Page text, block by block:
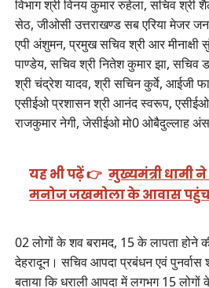
विभाग श्री विनय कुमार रुहेला, सचिव श्री
सेठ, जीओसी उत्तराखण्ड सब एरिया मेजर
एपी अंशुमन, प्रमुख सचिव श्री आर
पाण्डेय, सचिव श्री नितेश कुमार झा, सचिव
श्री चंद्रेश यादव, श्री सचिन कुर्वे, आईजी
एसीईओ प्रशासन श्री आनंद स्वरूप, एसीईओ
राजकुमार नेगी, जेसीईओ मो0 ओबैदुल्लाह
यह भी पढ़ें 👉 मुख्यमंत्री धामी
मनोज जखमोला के आवास
02 लोगों के शव बरामद, 15 के लापता होने
देहरादून। सचिव आपदा प्रबंधन एवं पुनर्वास
बताया कि धराली आपदा में लगभग 15 लोगों